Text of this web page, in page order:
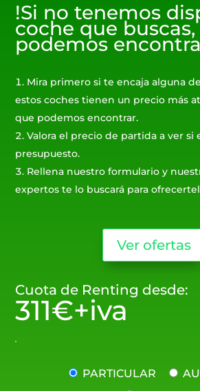
!Si no tenemos
coche que
podemos
Mira primero si te encaja alguna
estos coches tienen un precio más
que podemos encontrar.
Valora el precio de partida a ver si
presupuesto.
Rellena nuestro formulario y
expertos te lo buscará para
Ver ofertas
Cuota de Renting desde:
311€+iva
PARTICULAR